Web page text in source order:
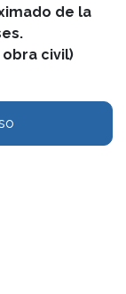
de la
obra civil)